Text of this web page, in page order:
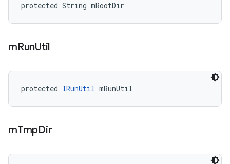
protected String mRootDir
mRunUtil
protected IRunUtil mRunUtil
mTmpDir